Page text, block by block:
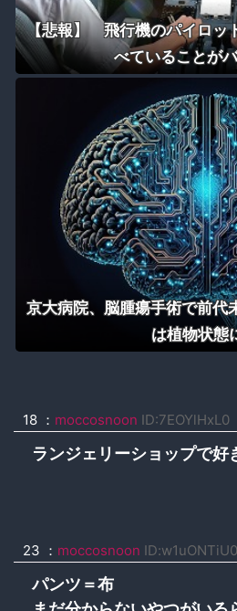
【悲報】 飛行機のパイロッ
べていることが
京大病院、脳腫瘍手術で前代
は植物状態
18 ： moccosnoon ID:7EOYlHxL0
ランジェリーショップで好
23 ： moccosnoon ID:w1uONTiU0
パンツ＝布